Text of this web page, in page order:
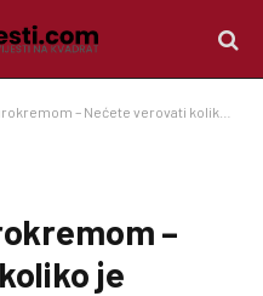
– Nećete verovati koliko je Uukusan!
–
je